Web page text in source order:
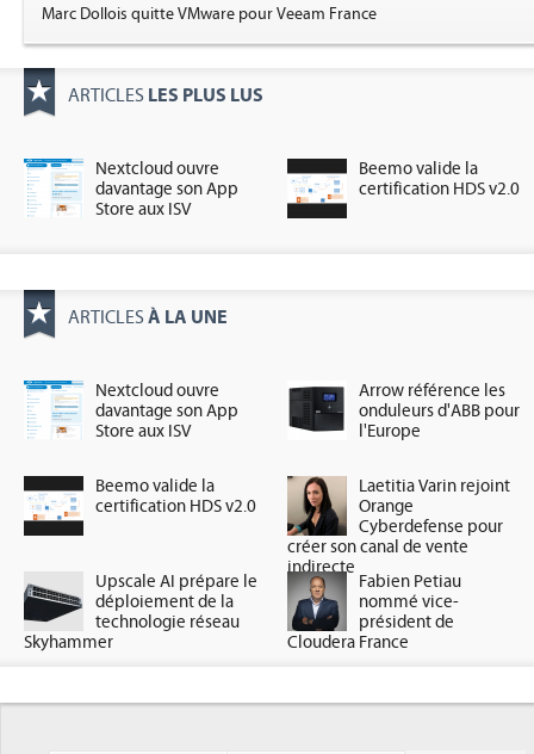
Marc Dollois quitte VMware pour Veeam France
ARTICLES LES PLUS LUS
Nextcloud ouvre
davantage son App
Store aux ISV
Beemo valide la
certification HDS v2.0
ARTICLES À LA UNE
Nextcloud ouvre
davantage son App
Store aux ISV
Arrow référence les
onduleurs d'ABB pour
l'Europe
Beemo valide la
certification HDS v2.0
Laetitia Varin rejoint
Orange
Cyberdefense pour
créer son canal de vente
indirecte
Upscale AI prépare le
déploiement de la
technologie réseau
Skyhammer
Fabien Petiau
nommé vice-
président de
Cloudera France